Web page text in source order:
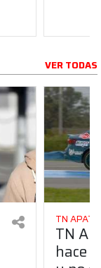
VER TODAS
TN APAT
TN
hace